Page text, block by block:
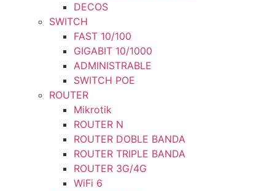
DECOS
SWITCH
FAST 10/100
GIGABIT 10/1000
ADMINISTRABLE
SWITCH POE
ROUTER
Mikrotik
ROUTER N
ROUTER DOBLE BANDA
ROUTER TRIPLE BANDA
ROUTER 3G/4G
WiFi 6